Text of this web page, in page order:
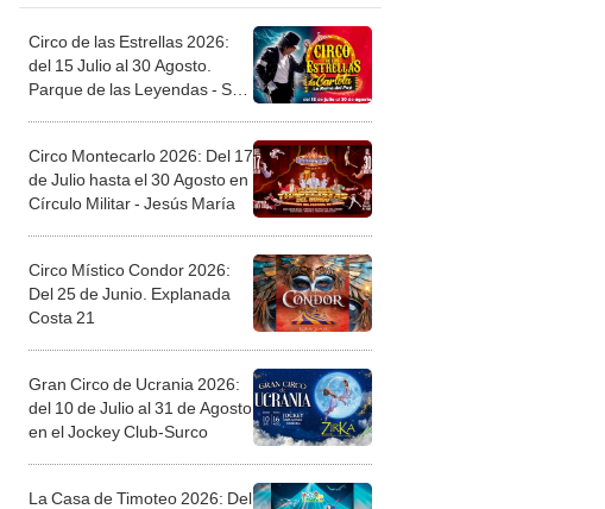
Circo de las Estrellas 2026:
del 15 Julio al 30 Agosto.
Parque de las Leyendas - San
Circo Montecarlo 2026: Del 17
de Julio hasta el 30 Agosto en
Círculo Militar - Jesús María
Circo Místico Condor 2026:
Del 25 de Junio. Explanada
Costa 21
Gran Circo de Ucrania 2026:
del 10 de Julio al 31 de Agosto
en el Jockey Club-Surco
La Casa de Timoteo 2026: Del